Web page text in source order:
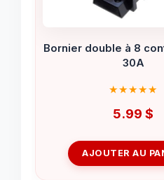
Bornier double à 8
30A
5.99 $
AJOUTER AU